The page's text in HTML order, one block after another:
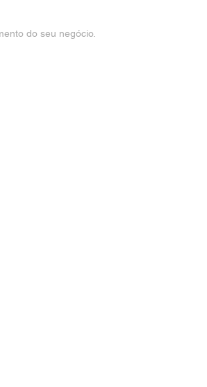
do seu negócio.